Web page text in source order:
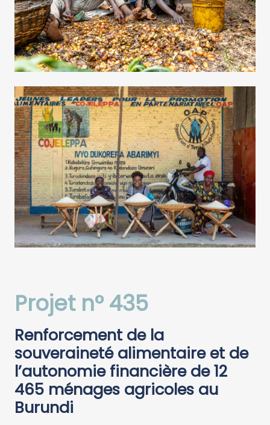
Projet n° 435
Renforcement de la
souveraineté alimentaire et de
l’autonomie financière de 12
465 ménages agricoles au
Burundi